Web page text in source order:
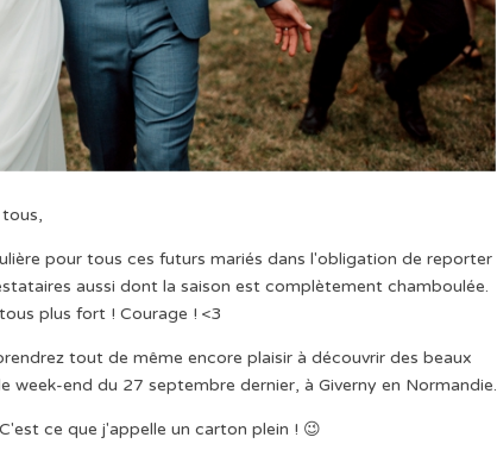
pour tous ces futurs mariés dans l'obligation de reporter
aussi dont la saison est complètement chamboulée.
plus fort ! Courage ! <3
tout de même encore plaisir à découvrir des beaux
end du 27 septembre dernier, à Giverny en Normandie.
ce que j'appelle un carton plein ! 😉